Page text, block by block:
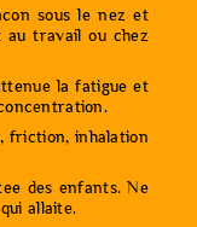
sous le nez et
au travail ou chez
la fatigue et
friction, inhalation
des enfants. Ne
allaite.